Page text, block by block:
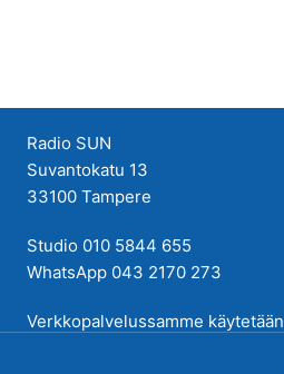
Radio SUN
Suvantokatu 13
33100 Tampere
Studio 010 5844 655
WhatsApp 043 2170 273
Verkkopalvelussamme käytetään